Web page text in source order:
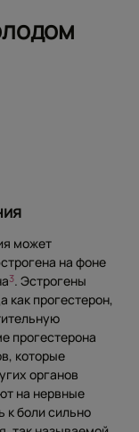
может
на фоне
3. Эстрогены
как прогестерон,
прогестерона
которые
органов
на нервные
к боли сильно